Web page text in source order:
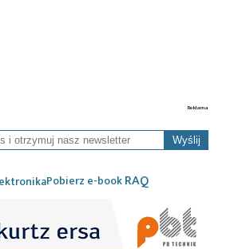
Wyślij
Pobierz e-bookRAQ